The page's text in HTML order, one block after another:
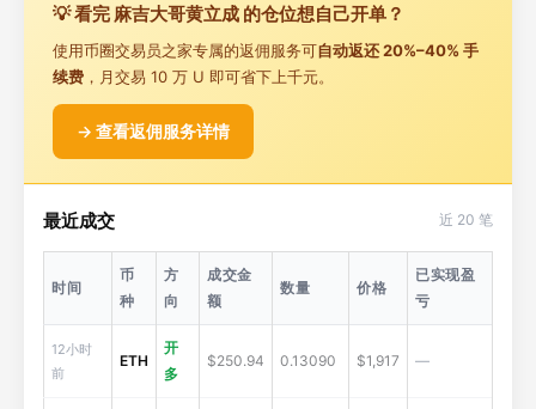
💡 看完 麻吉大哥黄立成 的仓位想自己开单？
使用币圈交易员之家专属的返佣服务可自动返还 20%–40% 手
续费 ，月交易 10 万 U 即可省下上千元。
→ 查看返佣服务详情
最近成交 近 20 笔
时间
币
种
方
向
成交金
额
数量 价格
已实现盈
亏
12小时
前
ETH
开
多
$250.94 0.13090 $1,917 —